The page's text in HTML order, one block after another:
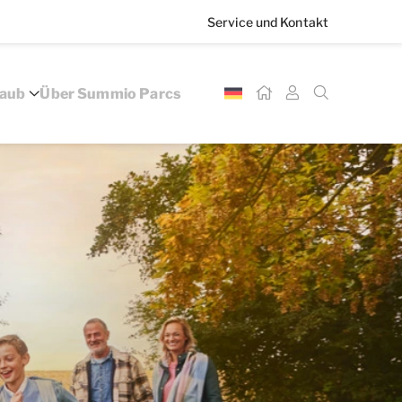
Service und Kontakt
Über Summio Parcs